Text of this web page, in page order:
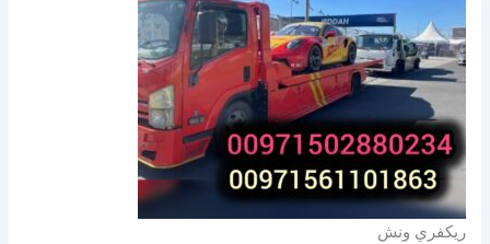
ريكفري ونش